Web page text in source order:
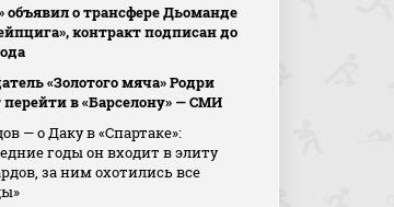
объявил о трансфере Дьоманде
контракт подписан до
«Золотого мяча» Родри
перейти в «Барселону» — СМИ
— о Даку в «Спартаке»:
годы он входит в элиту
за ним охотились все